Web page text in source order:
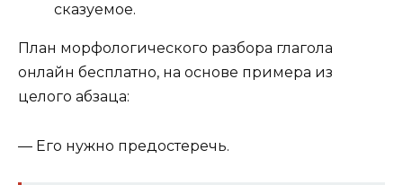
сказуемое.
План морфологического разбора глагола
онлайн бесплатно, на основе примера из
целого абзаца:
— Его нужно предостеречь.